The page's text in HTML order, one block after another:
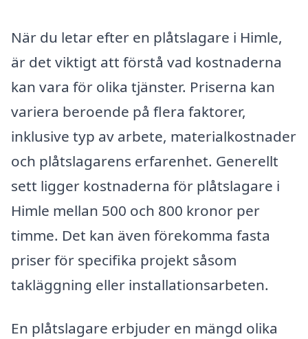
När du letar efter en plåtslagare i Himle,
är det viktigt att förstå vad kostnaderna
kan vara för olika tjänster. Priserna kan
variera beroende på flera faktorer,
inklusive typ av arbete, materialkostnader
och plåtslagarens erfarenhet. Generellt
sett ligger kostnaderna för plåtslagare i
Himle mellan 500 och 800 kronor per
timme. Det kan även förekomma fasta
priser för specifika projekt såsom
takläggning eller installationsarbeten.
En plåtslagare erbjuder en mängd olika